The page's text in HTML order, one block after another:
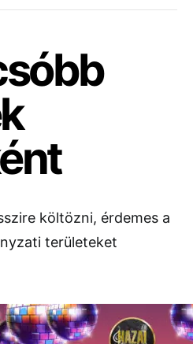
költözni, érdemes a
területeket